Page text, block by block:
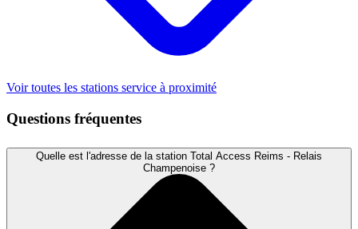
Voir toutes les stations service à proximité
Questions fréquentes
Quelle est l'adresse de la station Total Access Reims - Relais
Champenoise ?